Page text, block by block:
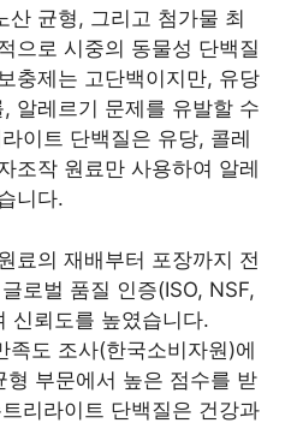
산 균형, 그리고 첨가물 최
으로 시중의 동물성 단백질
충제는 고단백이지만, 유당
알레르기 문제를 유발할 수
이트 단백질은 유당, 콜레
조작 원료만 사용하여 알레
니다.
료의 재배부터 포장까지 전
로벌 품질 인증(ISO, NSF,
신뢰도를 높였습니다.
도 조사(한국소비자원)에
부문에서 높은 점수를 받
리라이트 단백질은 건강과